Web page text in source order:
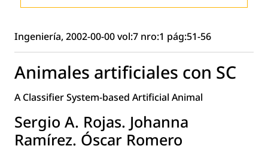
Ingeniería, 2002-00-00 vol:7 nro:1 pág:51-56
Animales artificiales con SC
A Classifier System-based Artificial Animal
Sergio A. Rojas. Johanna
Ramírez. Óscar Romero